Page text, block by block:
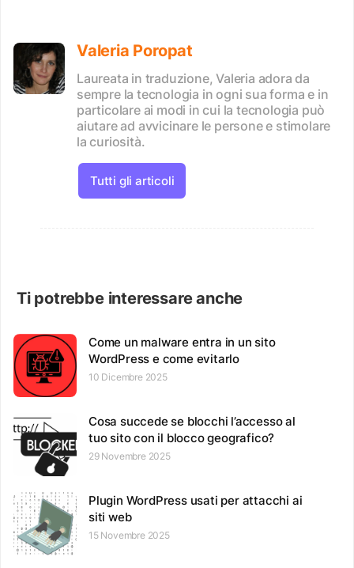
Valeria Poropat
Laureata in traduzione, Valeria adora da
sempre la tecnologia in ogni sua forma e in
particolare ai modi in cui la tecnologia può
aiutare ad avvicinare le persone e stimolare
la curiosità.
Tutti gli articoli
Ti potrebbe interessare anche
Come un malware entra in un sito
WordPress e come evitarlo
10 Dicembre 2025
Cosa succede se blocchi l’accesso al
tuo sito con il blocco geografico?
29 Novembre 2025
Plugin WordPress usati per attacchi ai
siti web
15 Novembre 2025